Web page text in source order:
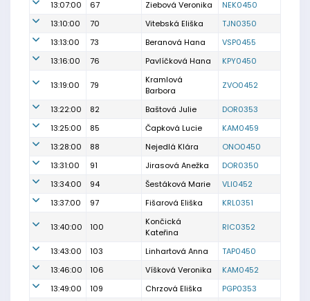
13:07:00 67 Ziebová Veronika
NEK0450
13:10:00
70 Vitebská Eliška
TJN0350
13:13:00
73 Beranová Hana
VSP0455
13:16:00
76 Pavlíčková Hana KPY0450
13:19:00 79
Kramlová
Barbora
ZVO0452
13:22:00 82 Baštová Julie
DOR0353
13:25:00
85 Čapková Lucie
KAM0459
13:28:00
88 Nejedlá Klára
ONO0450
13:31:00
91 Jirasová Anežka
DOR0350
13:34:00
94 Šestáková Marie
VLI0452
13:37:00
97 Fišarová Eliška KRL0351
13:40:00 100
Končická
Kateřina
RIC0352
13:43:00 103 Linhartová Anna
TAP0450
13:46:00
106 Víšková Veronika
KAM0452
13:49:00
109 Chrzová Eliška PGP0353